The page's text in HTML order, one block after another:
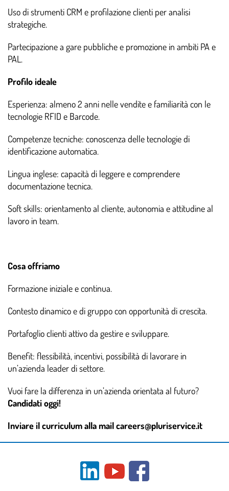
Uso di strumenti CRM e profilazione clienti per analisi
strategiche.
Partecipazione a gare pubbliche e promozione in ambiti PA e
PAL.
Profilo ideale
Esperienza: almeno 2 anni nelle vendite e familiarità con le
tecnologie RFID e Barcode.
Competenze tecniche: conoscenza delle tecnologie di
identificazione automatica.
Lingua inglese: capacità di leggere e comprendere
documentazione tecnica.
Soft skills: orientamento al cliente, autonomia e attitudine al
lavoro in team.
Cosa offriamo
Formazione iniziale e continua.
Contesto dinamico e di gruppo con opportunità di crescita.
Portafoglio clienti attivo da gestire e sviluppare.
Benefit: flessibilità, incentivi, possibilità di lavorare in
un’azienda leader di settore.
Vuoi fare la differenza in un’azienda orientata al futuro?
Candidati oggi!
Inviare il curriculum alla mail careers@pluriservice.it